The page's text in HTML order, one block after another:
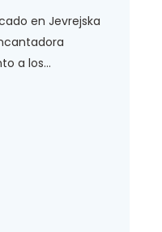
en Jevrejska
a los...